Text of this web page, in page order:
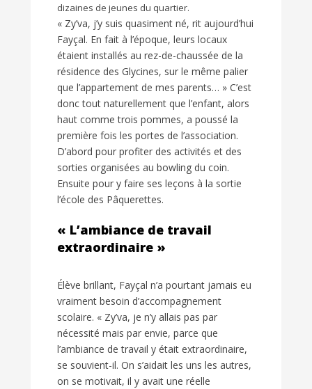
dizaines de jeunes du quartier.
« Zy’va, j’y suis quasiment né, rit aujourd’hui
Fayçal. En fait à l’époque, leurs locaux
étaient installés au rez-de-chaussée de la
résidence des Glycines, sur le même palier
que l’appartement de mes parents… » C’est
donc tout naturellement que l’enfant, alors
haut comme trois pommes, a poussé la
première fois les portes de l’association.
D’abord pour profiter des activités et des
sorties organisées au bowling du coin.
Ensuite pour y faire ses leçons à la sortie
l’école des Pâquerettes.
« L’ambiance de travail
extraordinaire »
Élève brillant, Fayçal n’a pourtant jamais eu
vraiment besoin d’accompagnement
scolaire. « Zy’va, je n’y allais pas par
nécessité mais par envie, parce que
l’ambiance de travail y était extraordinaire,
se souvient-il. On s’aidait les uns les autres,
on se motivait, il y avait une réelle